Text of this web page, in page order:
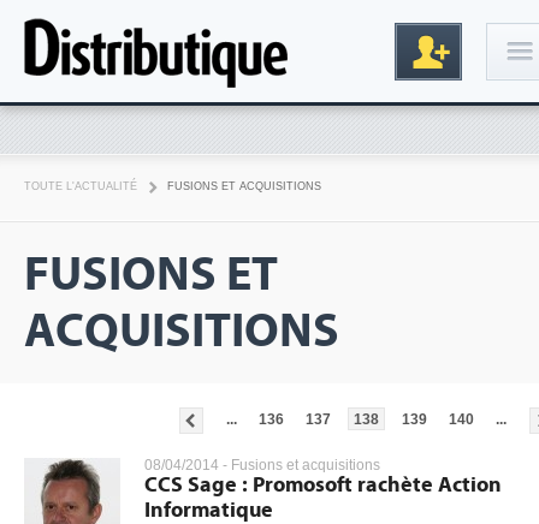
TOUTE L'ACTUALITÉ FUSIONS ET ACQUISITIONS
FUSIONS ET
ACQUISITIONS
... 136 137 138 139 140 ...
08/04/2014 - Fusions et acquisitions
CCS Sage : Promosoft rachète Action
Informatique